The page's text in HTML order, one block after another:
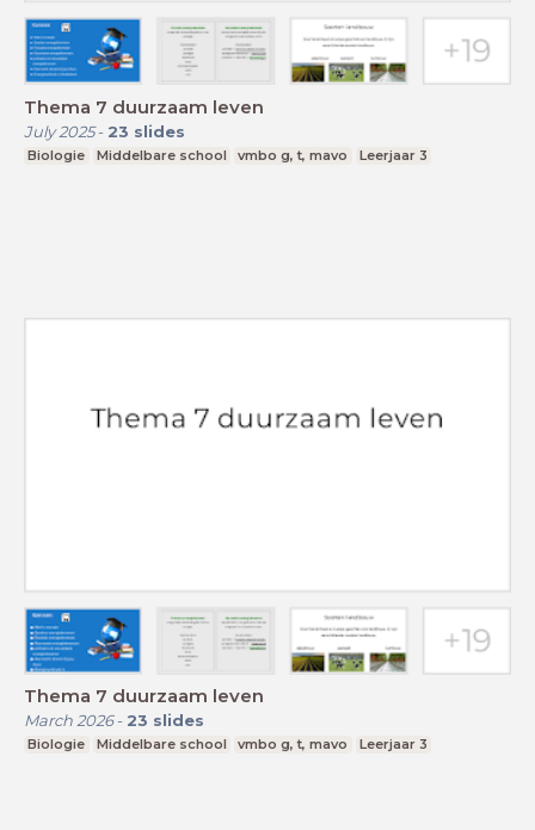
Thema 7 duurzaam leven
July 2025- 23 slides
Biologie Middelbare school vmbo g, t, mavo Leerjaar 3
Thema 7 duurzaam leven
March 2026- 23 slides
Biologie Middelbare school vmbo g, t, mavo Leerjaar 3